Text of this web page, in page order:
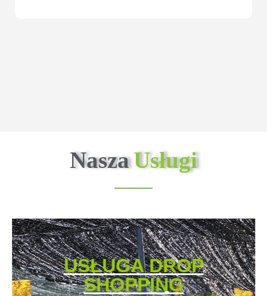
NaszaUsługi
USŁUGA DROP
SHOPPING